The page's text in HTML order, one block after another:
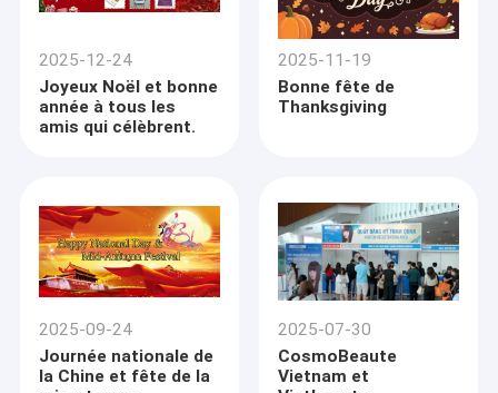
2025-12-24
Joyeux Noël et bonne
année à tous les
amis qui célèbrent.
2025-11-19
Bonne fête de
Thanksgiving
2025-09-24
Journée nationale de
la Chine et fête de la
2025-07-30
CosmoBeaute
Vietnam et